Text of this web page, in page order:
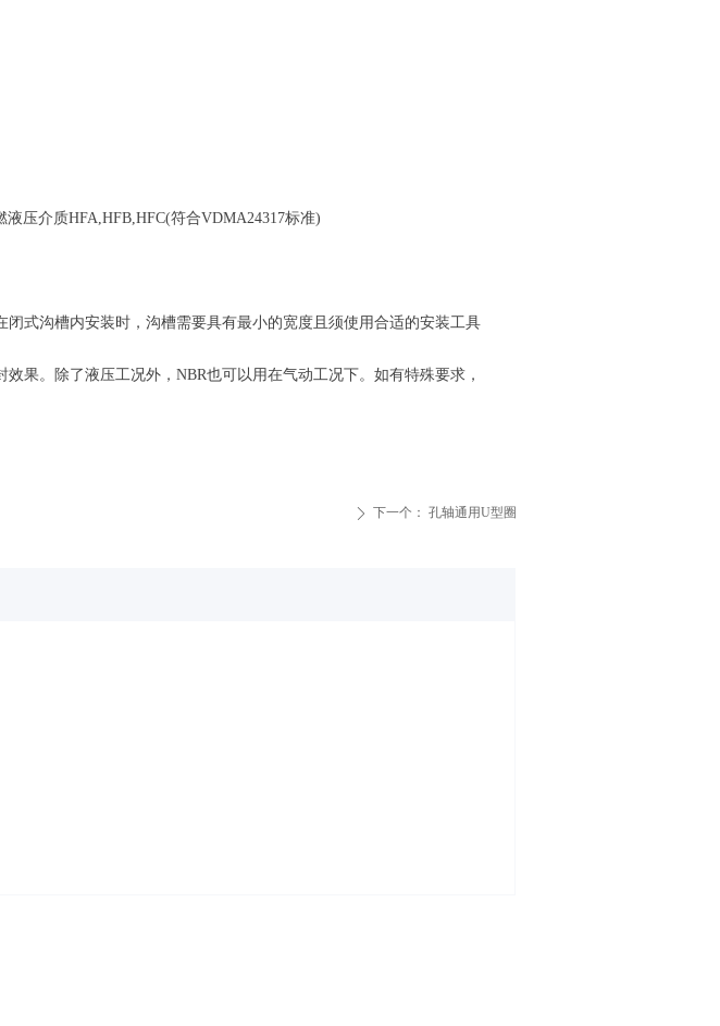
ꄲ 下一个： 孔轴通用U型圈
压介质HFA,HFB,HFC(符合VDMA24317标准)
式沟槽内安装时，沟槽需要具有最小的宽度且须使用合适的安装工具
果。除了液压工况外，NBR也可以用在气动工况下。如有特殊要求，